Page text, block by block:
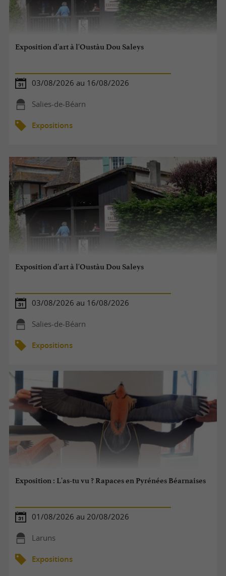
Exposition d'art à l'Oustàu Dou Saleys
03/08/2026 au 16/08/2026
Salies-de-Béarn
Expositions
Exposition d'art à l'Oustàu Dou Saleys
03/08/2026 au 16/08/2026
Salies-de-Béarn
Expositions
Exposition : L'as-tu vu ? Rapaces en Pyrénées Béarnaises
01/08/2026 au 20/08/2026
Laruns
Expositions